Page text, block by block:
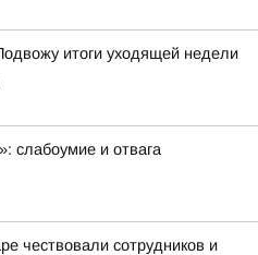
итоги уходящей недели
слабоумие и отвага
чествовали сотрудников и